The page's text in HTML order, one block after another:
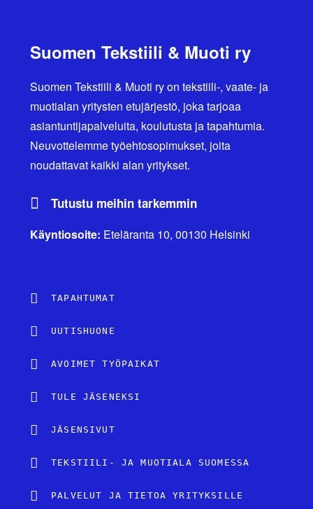
Suomen Tekstiili & Muoti ry
Suomen Tekstiili & Muoti ry on tekstiili-, vaate- ja
muotialan yritysten etujärjestö, joka tarjoaa
asiantuntijapalveluita, koulutusta ja tapahtumia.
Neuvottelemme työehtosopimukset, joita
noudattavat kaikki alan yritykset.
Tutustu meihin tarkemmin
Käyntiosoite: Eteläranta 10, 00130 Helsinki
TAPAHTUMAT
UUTISHUONE
AVOIMET TYÖPAIKAT
TULE JÄSENEKSI
JÄSENSIVUT
TEKSTIILI- JA MUOTIALA SUOMESSA
PALVELUT JA TIETOA YRITYKSILLE